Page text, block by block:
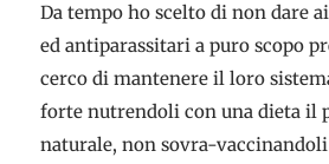
Da tempo ho scelto di non dare
ed antiparassitari a puro scopo
cerco di mantenere il loro
forte nutrendoli con una dieta il
naturale, non sovra-